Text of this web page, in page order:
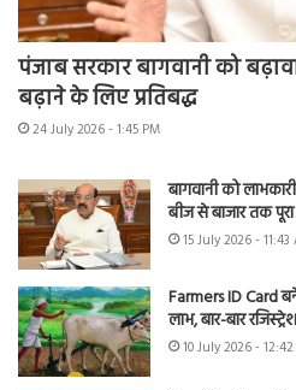
पंजाब सरकार बागवानी को
बढ़ाने के लिए प्रतिबद्ध
24 July 2026 - 1:45 PM
बागवानी को
बीज से बाजार तक
15 July 2026 - 11:43
Farmers ID Card
लाभ, बार-बार
10 July 2026 -